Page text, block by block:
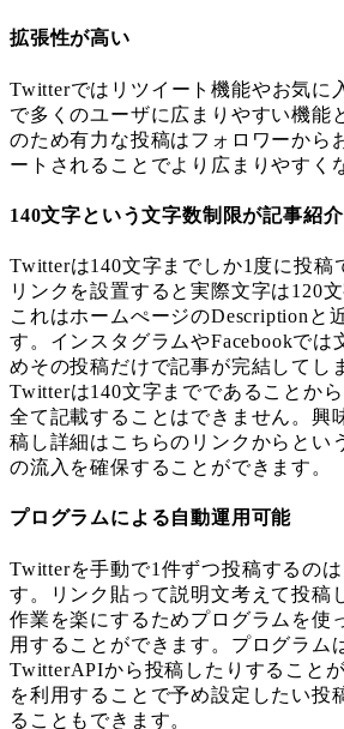
拡張性が高い
Twitterではリツイート機能やお気に
で多くのユーザに広まりやすい機能
のため有力な投稿はフォロワーから
ートされることでより広まりやすく
140文字という文字数制限が記事紹
Twitterは140文字までしか1度に投稿
リンクを設置すると実際文字は120
これはホームぺージのDescriptionと
す。インスタグラムやFacebookでは
めその投稿だけで記事が完結してし
Twitterは140文字までであることか
全て記載することはできません。興
稿し詳細はこちらのリンクからとい
の流入を確保することができます。
プログラムによる自動運用可能
Twitterを手動で1件ずつ投稿するの
す。リンク貼って説明文考えて投稿
作業を楽にするためプログラムを使
用することができます。プログラム
TwitterAPIから投稿したりすること
を利用することで予め設定したい投
ることもできます。